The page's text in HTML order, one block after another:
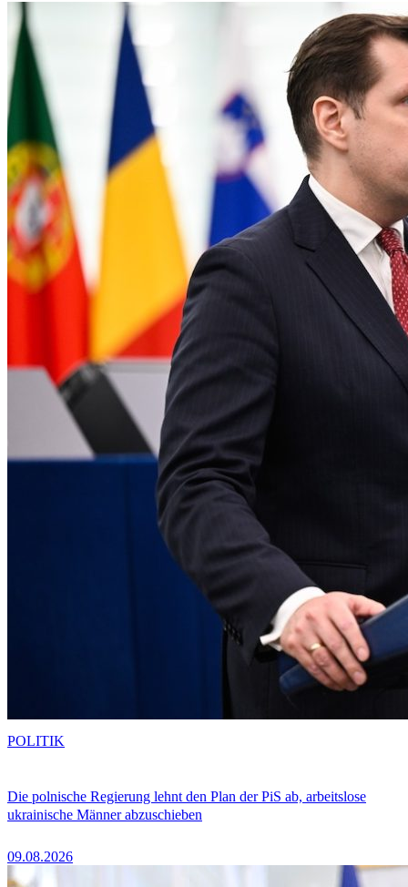
Die polnische Regierung lehnt den Plan der PiS ab, arbeitslose
ukrainische Männer abzuschieben
09.08.2026
POLITIK